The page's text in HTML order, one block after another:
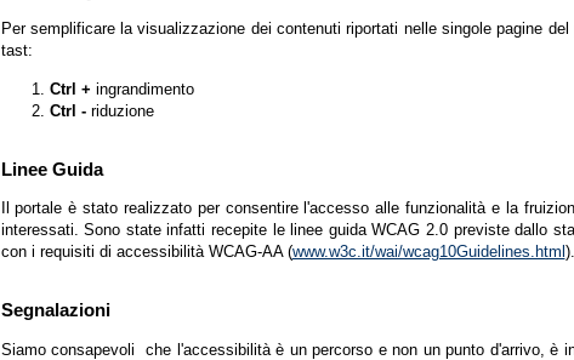
Per semplificare la visualizzazione dei contenuti riportati nelle singole pagine
tast:
Ctrl + ingrandimento
Ctrl -riduzione
Linee Guida
Il portale è stato realizzato per consentire l'accesso alle funzionalità e la
interessati. Sono state infatti recepite le linee guida WCAG 2.0 previste dallo
con i requisiti di accessibilità WCAG-AA (www.w3c.it/wai/wcag10Guidelines.html ).
Segnalazioni
Siamo consapevoli che l'accessibilità è un percorso e non un punto d'arrivo, è